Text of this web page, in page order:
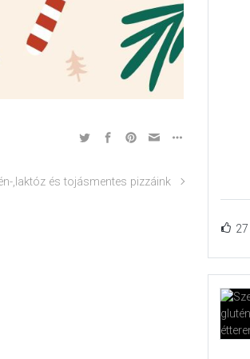
,laktóz és tojásmentes pizzáink
27